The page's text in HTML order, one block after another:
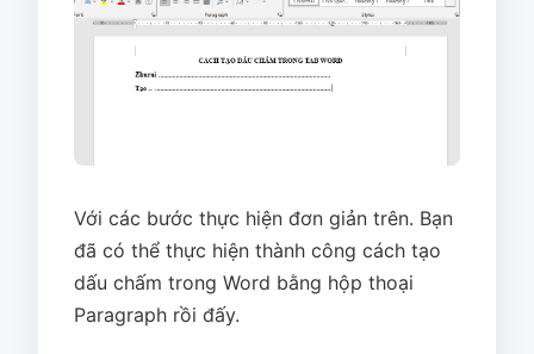
Với các bước thực hiện đơn giản trên. Bạn
đã có thể thực hiện thành công cách tạo
dấu chấm trong Word bằng hộp thoại
Paragraph rồi đấy.